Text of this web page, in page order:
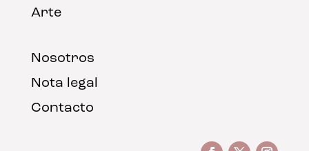
Arte
Nosotros
Nota legal
Contacto